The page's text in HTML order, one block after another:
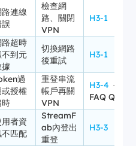
連線
檢查網
路、關閉
VPN
H3-1
路超時
不到元
據
切換網路
後重試
H3-1
過
或授權
時
重登串流
帳戶再關
VPN
H3-4 ＋
FAQ Q1
者資
不匹配
StreamF
ab內登出
重登
H3-3